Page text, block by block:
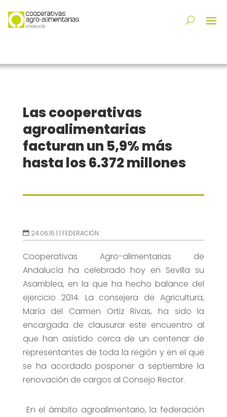
Las cooperativas
agroalimentarias
facturan un 5,9% más
hasta los 6.372 millones
24.06.15 | | FEDERACIÓN
Cooperativas Agro-alimentarias de
Andalucía ha celebrado hoy en Sevilla su
Asamblea, en la que ha hecho balance del
ejercicio 2014. La consejera de Agricultura,
María del Carmen Ortiz Rivas, ha sido la
encargada de clausurar este encuentro al
que han asistido cerca de un centenar de
representantes de toda la región y en el que
se ha acordado posponer a septiembre la
renovación de cargos al Consejo Rector.
En el ámbito agroalimentario, la federación